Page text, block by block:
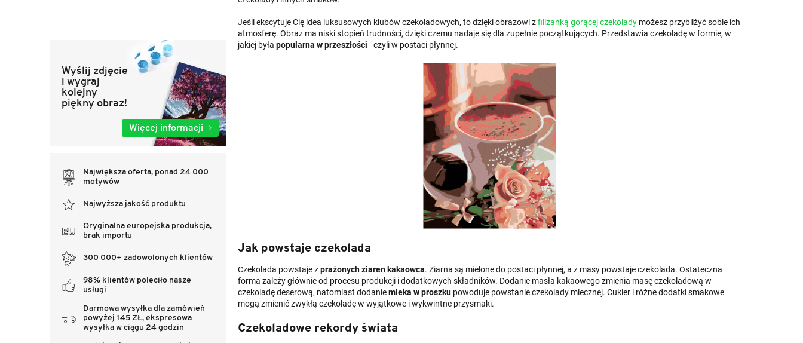
Wyślij zdjęcie
i wygraj
kolejny
piękny obraz!
Więcej informacji
Największa oferta, ponad 24 000
motywów
Najwyższa jakość produktu
Oryginalna europejska produkcja,
brak importu
300 000+ zadowolonych klientów
98% klientów poleciło nasze
usługi
Darmowa wysyłka dla zamówień
powyżej 145 ZŁ, ekspresowa
wysyłka w ciągu 24 godzin
Jeśli ekscytuje Cię idea luksusowych klubów czekoladowych, to dzięki obrazowi zfiliżanką gorącej czekolady możesz przybliżyć sobie ich
atmosferę. Obraz ma niski stopień trudności, dzięki czemu nadaje się dla zupełnie początkujących. Przedstawia czekoladę w formie, w
jakiej była popularna w przeszłości - czyli w postaci płynnej.
Jak powstaje czekolada
Czekolada powstaje zprażonych ziaren kakaowca. Ziarna są mielone do postaci płynnej, a z masy powstaje czekolada. Ostateczna
forma zależy głównie od procesu produkcji i dodatkowych składników. Dodanie masła kakaowego zmienia masę czekoladową w
czekoladę deserową, natomiast dodaniemleka w proszku powoduje powstanie czekolady mlecznej. Cukier i różne dodatki smakowe
mogą zmienić zwykłą czekoladę w wyjątkowe i wykwintne przysmaki.
Czekoladowe rekordy świata